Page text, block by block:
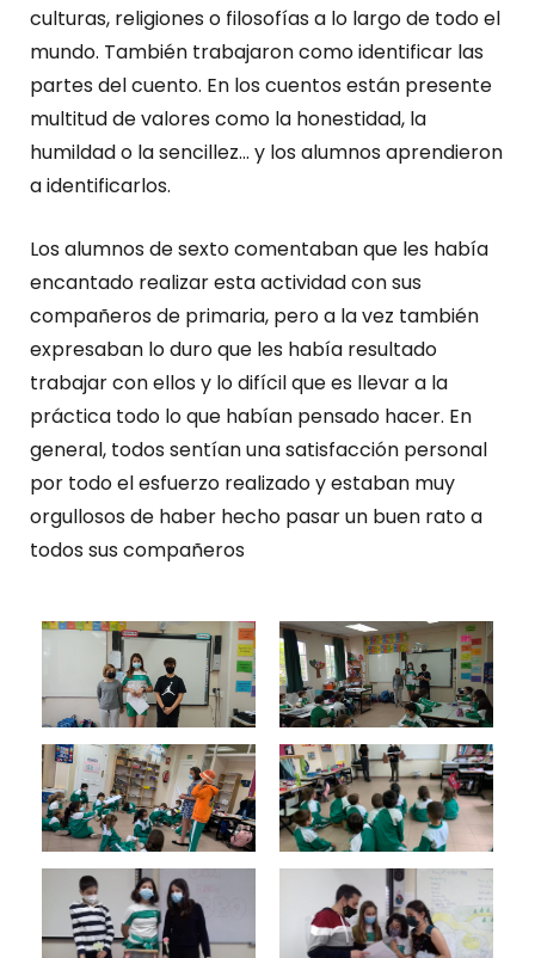
culturas, religiones o filosofías a lo largo de todo el
mundo. También trabajaron como identificar las
partes del cuento. En los cuentos están presente
multitud de valores como la honestidad, la
humildad o la sencillez… y los alumnos aprendieron
a identificarlos.
Los alumnos de sexto comentaban que les había
encantado realizar esta actividad con sus
compañeros de primaria, pero a la vez también
expresaban lo duro que les había resultado
trabajar con ellos y lo difícil que es llevar a la
práctica todo lo que habían pensado hacer. En
general, todos sentían una satisfacción personal
por todo el esfuerzo realizado y estaban muy
orgullosos de haber hecho pasar un buen rato a
todos sus compañeros